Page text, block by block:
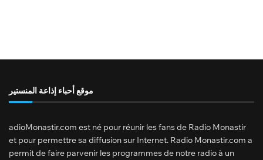
موقع أحباء إذاعة المنستير
adioMonastir.com est né pour réunir les fans de Radio Monastir
et pour permettre sa diffusion sur Internet. Radio Monastir.com a
permit de faire parvenir les programmes de notre radio à un